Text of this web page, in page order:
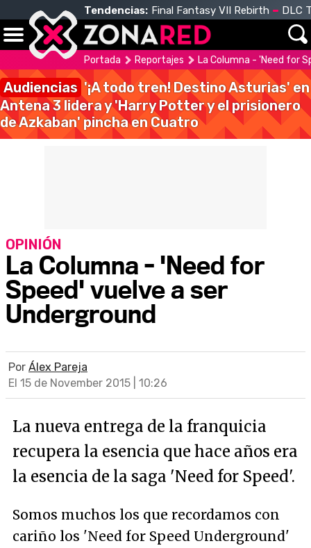
Tendencias: Final Fantasy VII Rebirth DLC
Portada Reportajes La Columna - 'Need for
Audiencias '¡A todo tren! Destino Asturias' en
Antena 3 lidera y 'Harry Potter y el prisionero
de Azkaban' pincha en Cuatro
La Columna - 'Need for
Speed' vuelve a ser
Underground
OPINIÓN
Por Álex Pareja
El 15 de November 2015 | 10:26
La nueva entrega de la franquicia
recupera la esencia que hace años era
la esencia de la saga 'Need for Speed'.
Somos muchos los que recordamos con
cariño los 'Need for Speed Underground'